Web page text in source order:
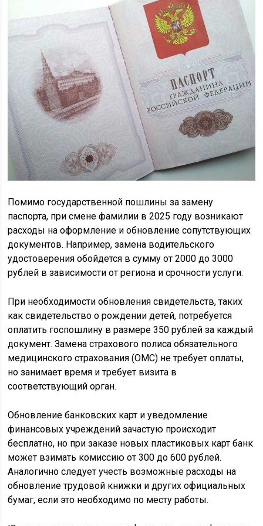
Помимо государственной пошлины за замену
паспорта, при смене фамилии в 2025 году возникают
расходы на оформление и обновление сопутствующих
документов. Например, замена водительского
удостоверения обойдется в сумму от 2000 до 3000
рублей в зависимости от региона и срочности услуги.
При необходимости обновления свидетельств, таких
как свидетельство о рождении детей, потребуется
оплатить госпошлину в размере 350 рублей за каждый
документ. Замена страхового полиса обязательного
медицинского страхования (ОМС) не требует оплаты,
но занимает время и требует визита в
соответствующий орган.
Обновление банковских карт и уведомление
финансовых учреждений зачастую происходит
бесплатно, но при заказе новых пластиковых карт банк
может взимать комиссию от 300 до 600 рублей.
Аналогично следует учесть возможные расходы на
обновление трудовой книжки и других официальных
бумаг, если это необходимо по месту работы.